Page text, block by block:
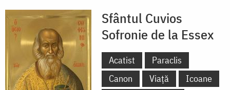
Sfântul Cuvios
Sofronie de la Essex
Acatist
Paraclis
Canon
Viață
Icoane